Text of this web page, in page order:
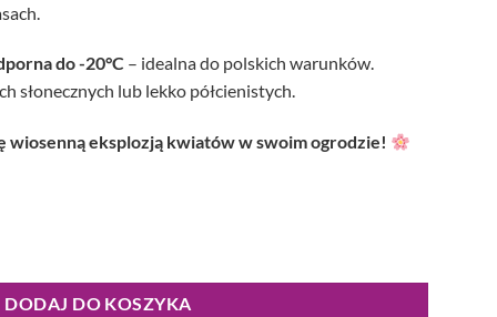
do -20°C – idealna do polskich warunków.
słonecznych lub lekko półcienistych.
wiosenną eksplozją kwiatów w swoim ogrodzie!
DODAJ DO KOSZYKA